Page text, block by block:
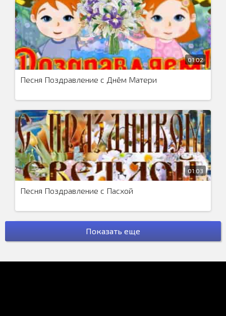
01:02
Песня Поздравление с Днём Матери
01:03
Песня Поздравление с Пасхой
Показать еще